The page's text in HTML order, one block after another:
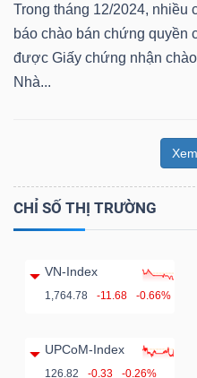
Trong tháng 12/2024, nhiều
báo chào bán chứng quyền
được Giấy chứng nhận
Nhà...
CHỈ SỐ THỊ TRƯỜNG
VN-Index
1,764.78 -11.68 -0.66%
UPCoM-Index
126.82 -0.33 -0.26%
Dịch
vụ
Đào
tạo
chính